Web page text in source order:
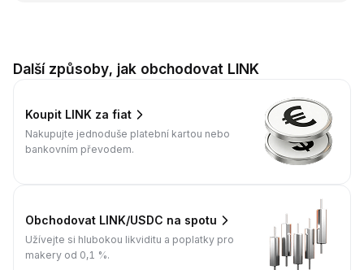
Další způsoby, jak obchodovat LINK
Koupit LINK za fiat
Nakupujte jednoduše platební kartou nebo
bankovním převodem.
Obchodovat LINK/USDC na spotu
Užívejte si hlubokou likviditu a poplatky pro
makery od 0,1 %.